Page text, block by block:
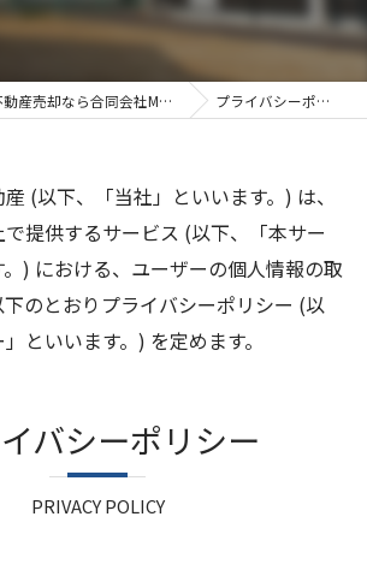
沖縄県沖縄市で不動産売却なら合同会社MYK不動産 プライバシーポリシー
(以下、「当社」といいます。) は、
提供するサービス (以下、「本サー
) における、ユーザーの個人情報の取
のとおりプライバシーポリシー (以
といいます。) を定めます。
バシーポリシー
PRIVACY POLICY